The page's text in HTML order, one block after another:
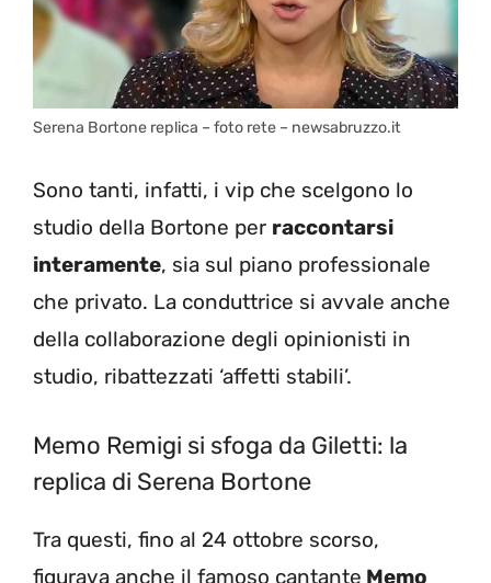
Serena Bortone replica – foto rete – newsabruzzo.it
Sono tanti, infatti, i vip che scelgono lo
studio della Bortone per raccontarsi
interamente, sia sul piano professionale
che privato. La conduttrice si avvale anche
della collaborazione degli opinionisti in
studio, ribattezzati ‘affetti stabili’.
Memo Remigi si sfoga da Giletti: la
replica di Serena Bortone
Tra questi, fino al 24 ottobre scorso,
figurava anche il famoso cantante Memo